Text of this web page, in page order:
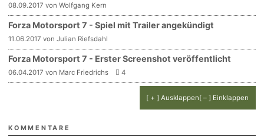
08.09.2017 von Wolfgang Kern
Forza Motorsport 7 - Spiel mit Trailer angekündigt
11.06.2017 von Julian Riefsdahl
Forza Motorsport 7 - Erster Screenshot veröffentlicht
06.04.2017 von Marc Friedrichs 4
[ + ] Ausklappen[ – ] Einklappen
KOMMENTARE